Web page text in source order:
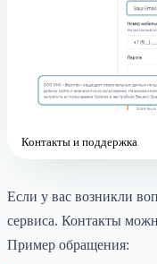
Контакты и поддержка
Если у вас возникли
сервиса. Контакты
Пример обращения: